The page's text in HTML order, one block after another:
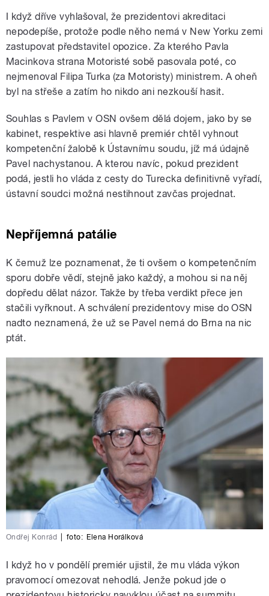
I když dříve vyhlašoval, že prezidentovi akreditaci
nepodepíše, protože podle něho nemá v New Yorku zemi
zastupovat představitel opozice. Za kterého Pavla
Macinkova strana Motoristé sobě pasovala poté, co
nejmenoval Filipa Turka (za Motoristy) ministrem. A oheň
byl na střeše a zatím ho nikdo ani nezkouší hasit.
Souhlas s Pavlem v OSN ovšem dělá dojem, jako by se
kabinet, respektive asi hlavně premiér chtěl vyhnout
kompetenční žalobě k Ústavnímu soudu, jíž má údajně
Pavel nachystanou. A kterou navíc, pokud prezident
podá, jestli ho vláda z cesty do Turecka definitivně vyřadí,
ústavní soudci možná nestihnout zavčas projednat.
Nepříjemná patálie
K čemuž lze poznamenat, že ti ovšem o kompetenčním
sporu dobře vědí, stejně jako každý, a mohou si na něj
dopředu dělat názor. Takže by třeba verdikt přece jen
stačili vyřknout. A schválení prezidentovy mise do OSN
nadto neznamená, že už se Pavel nemá do Brna na nic
ptát.
Ondřej Konrád foto: Elena Horálková
I když ho v pondělí premiér ujistil, že mu vláda výkon
pravomocí omezovat nehodlá. Jenže pokud jde o